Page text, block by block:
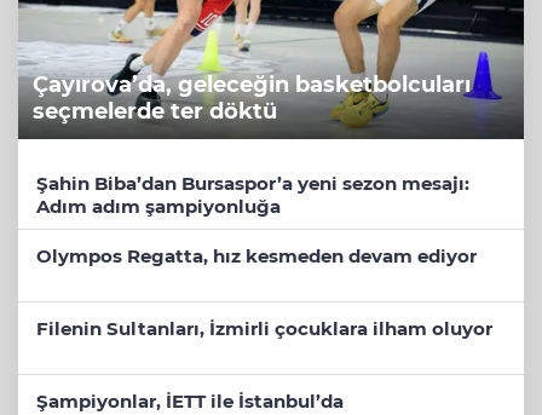
Çayırova’da, geleceğin basketbolcuları
seçmelerde ter döktü
Şahin Biba’dan Bursaspor’a yeni sezon mesajı:
Adım adım şampiyonluğa
Olympos Regatta, hız kesmeden devam ediyor
Filenin Sultanları, İzmirli çocuklara ilham oluyor
Şampiyonlar, İETT ile İstanbul’da